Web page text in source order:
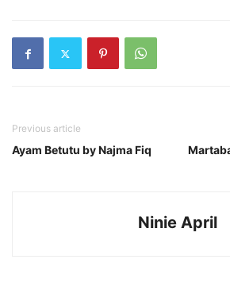
Previous article
Ayam Betutu by Najma Fiq
Ninie April